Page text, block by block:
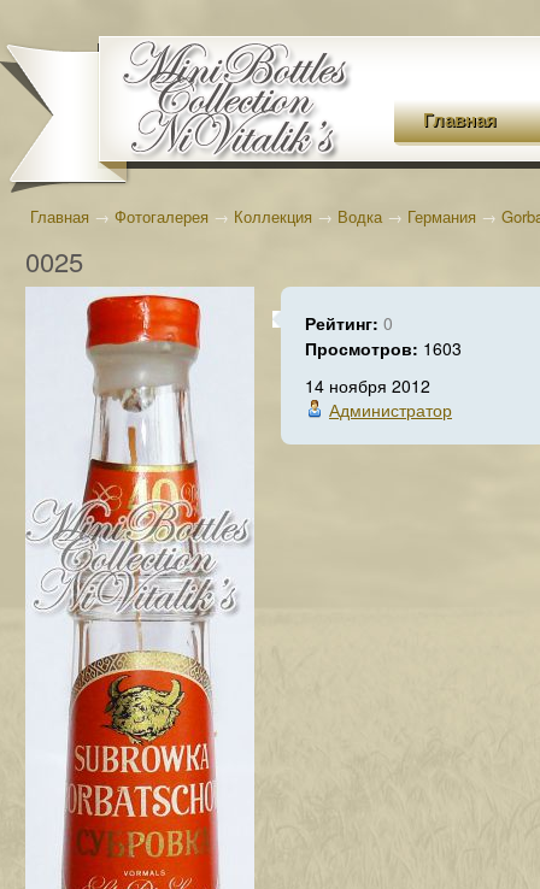
Главная
Главная → Фотогалерея → Коллекция → Водка→ Германия →
0025
Рейтинг: 0
Просмотров: 1603
14 ноября 2012
Администратор